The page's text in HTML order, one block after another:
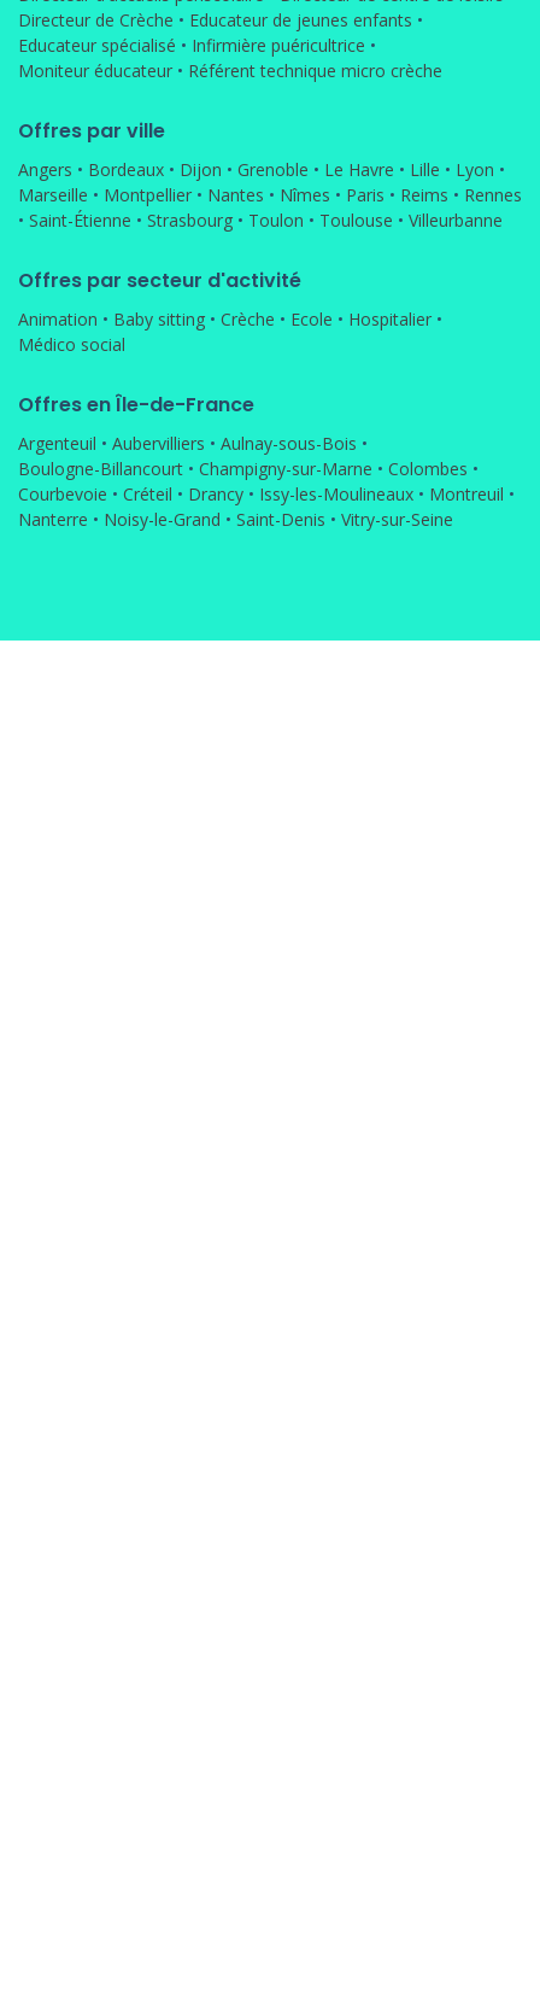
Directeur de Crèche • Educateur de jeunes enfants •
Educateur spécialisé • Infirmière puéricultrice •
Moniteur éducateur • Référent technique micro crèche
Offres par ville
Angers • Bordeaux • Dijon • Grenoble • Le Havre • Lille • Lyon •
Marseille • Montpellier • Nantes • Nîmes • Paris • Reims • Rennes
• Saint-Étienne • Strasbourg • Toulon • Toulouse • Villeurbanne
Offres par secteur d'activité
Animation • Baby sitting • Crèche • Ecole • Hospitalier •
Médico social
Offres en Île-de-France
Argenteuil • Aubervilliers • Aulnay-sous-Bois •
Boulogne-Billancourt • Champigny-sur-Marne • Colombes •
Courbevoie • Créteil • Drancy • Issy-les-Moulineaux • Montreuil •
Nanterre • Noisy-le-Grand • Saint-Denis • Vitry-sur-Seine